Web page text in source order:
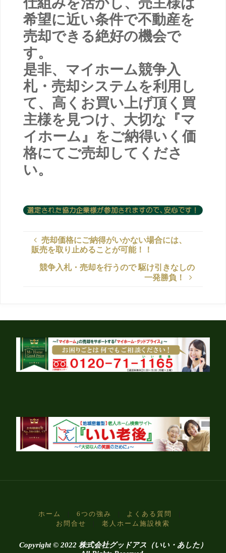
希望に近い条件で不動産を
売却できる絶好の機会で
す。
是非、マイホーム競争入
札・売却システムを利用し
て、高くお買い上げ頂く買
主様を見つけ、大切な『マ
イホーム』をご納得いく価
格にてご売却してくださ
い。
売却価格にご納得がいかない場合には、
販売を取り止めることが可能！！
競争入札・売却を行うので 駆け引きなしの
一発勝負！
ホーム 6つの強み よくある質問
お問合せ
老人ホーム施設検索
Copyright © 2022 株式会社グッドアス（いい・あした）